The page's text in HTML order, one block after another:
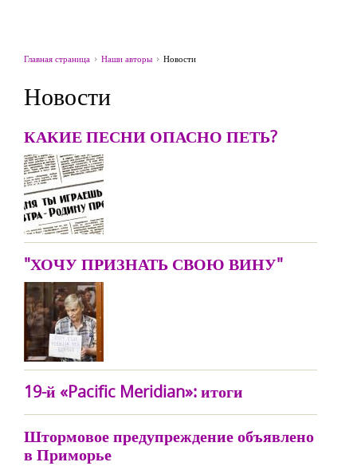
Главная страница Наши авторы Новости
Новости
КАКИЕ ПЕСНИ ОПАСНО ПЕТЬ?
"ХОЧУ ПРИЗНАТЬ СВОЮ ВИНУ"
19-й «Pacific Meridian»: итоги
Штормовое предупреждение объявлено
в Приморье